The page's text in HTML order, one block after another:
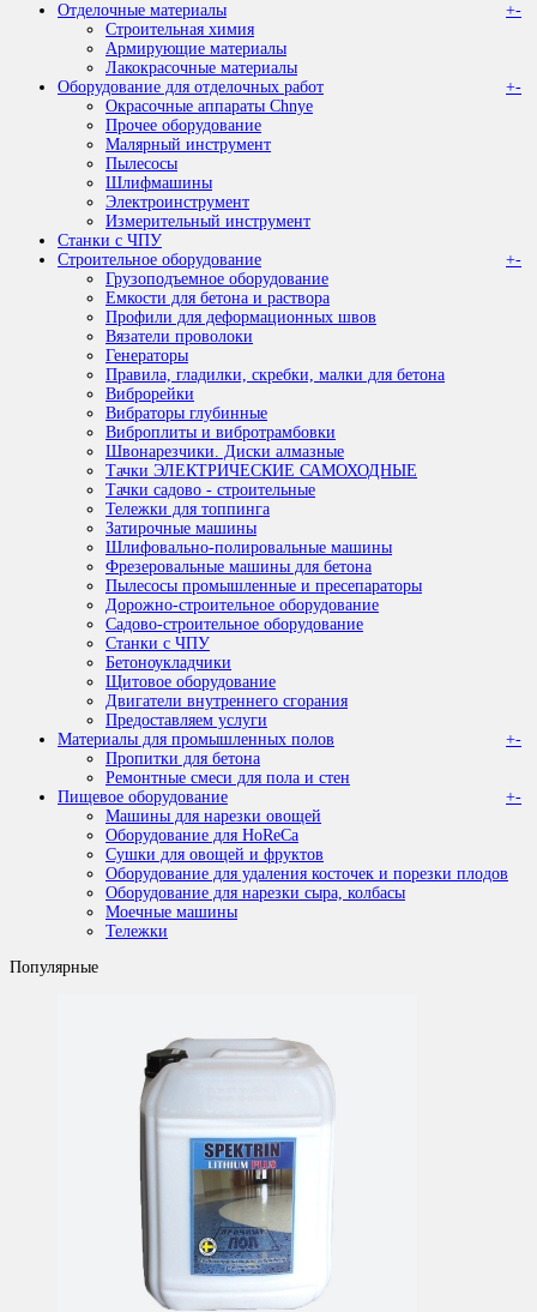
Отделочные материалы
+-
Строительная химия
Армирующие материалы
Лакокрасочные материалы
Оборудование для отделочных работ
+-
Окрасочные аппараты Chnye
Прочее оборудование
Малярный инструмент
Пылесосы
Шлифмашины
Электроинструмент
Измерительный инструмент
Станки с ЧПУ
Строительное оборудование
+-
Грузоподъемное оборудование
Емкости для бетона и раствора
Профили для деформационных швов
Вязатели проволоки
Генераторы
Правила, гладилки, скребки, малки для бетона
Виброрейки
Вибраторы глубинные
Виброплиты и вибротрамбовки
Швонарезчики. Диски алмазные
Тачки ЭЛЕКТРИЧЕСКИЕ САМОХОДНЫЕ
Тачки садово - строительные
Тележки для топпинга
Затирочные машины
Шлифовально-полировальные машины
Фрезеровальные машины для бетона
Пылесосы промышленные и пресепараторы
Дорожно-строительное оборудование
Садово-строительное оборудование
Станки с ЧПУ
Бетоноукладчики
Щитовое оборудование
Двигатели внутреннего сгорания
Предоставляем услуги
Материалы для промышленных полов
+-
Пропитки для бетона
Ремонтные смеси для пола и стен
Пищевое оборудование
+-
Машины для нарезки овощей
Оборудование для HoReCa
Сушки для овощей и фруктов
Оборудование для удаления косточек и порезки плодов
Оборудование для нарезки сыра, колбасы
Моечные машины
Тележки
Популярные